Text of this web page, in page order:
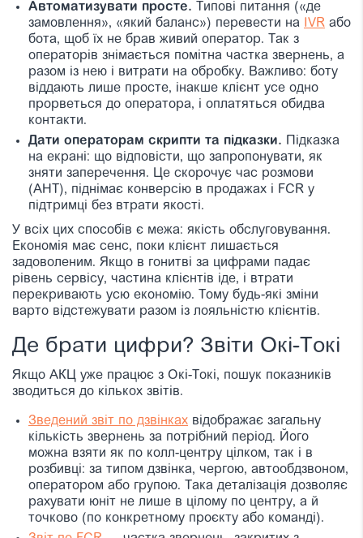
Автоматизувати просте. Типові питання («де
замовлення», «який баланс») перевести на IVR або
бота, щоб їх не брав живий оператор. Так з
операторів знімається помітна частка звернень, а
разом із нею і витрати на обробку. Важливо: боту
віддають лише просте, інакше клієнт усе одно
прорветься до оператора, і оплатяться обидва
контакти.
Дати операторам скрипти та підказки. Підказка
на екрані: що відповісти, що запропонувати, як
зняти заперечення. Це скорочує час розмови
(AHT), піднімає конверсію в продажах і FCR у
підтримці без втрати якості.
У всіх цих способів є межа: якість обслуговування.
Економія має сенс, поки клієнт лишається
задоволеним. Якщо в гонитві за цифрами падає
рівень сервісу, частина клієнтів іде, і втрати
перекривають усю економію. Тому будь-які зміни
варто відстежувати разом із лояльністю клієнтів.
Де брати цифри? Звіти Окі-Токі
Якщо АКЦ уже працює з Окі-Токі, пошук показників
зводиться до кількох звітів.
Зведений звіт по дзвінках відображає загальну
кількість звернень за потрібний період. Його
можна взяти як по колл-центру цілком, так і в
розбивці: за типом дзвінка, чергою, автообдзвоном,
оператором або групою. Така деталізація дозволяє
рахувати юніт не лише в цілому по центру, а й
точково (по конкретному проєкту або команді).